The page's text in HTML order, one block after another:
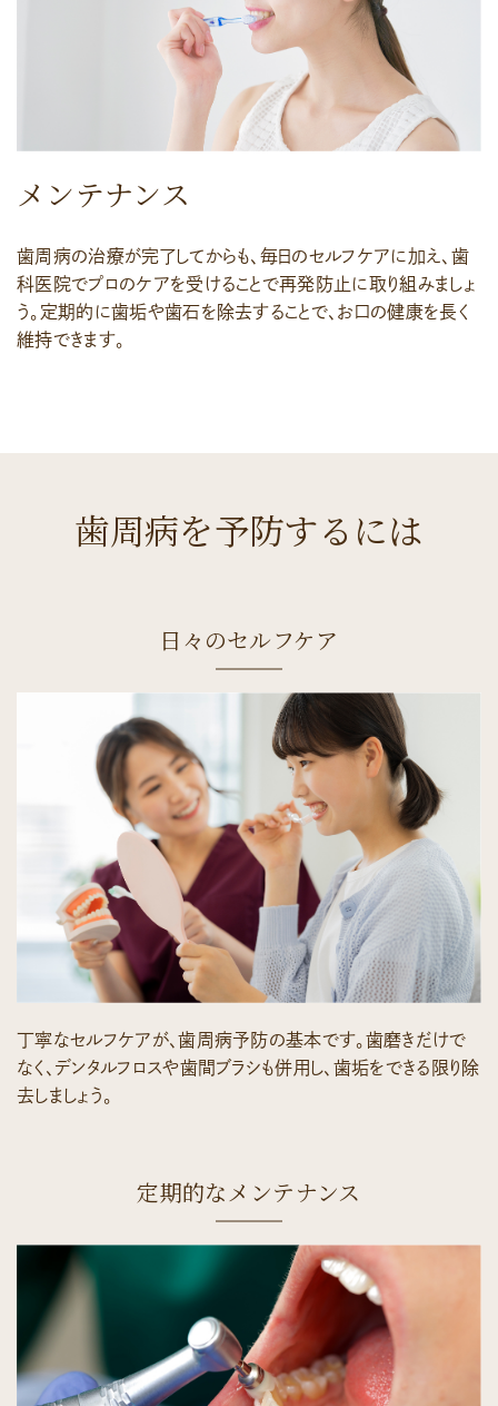
メンテナンス
歯周病の治療が完了してからも、毎日のセルフケアに加え、歯
科医院でプロのケアを受けることで再発防止に取り組みましょ
う。定期的に歯垢や歯石を除去することで、お口の健康を長く
維持できます。
歯周病を予防するには
日々のセルフケア
丁寧なセルフケアが、歯周病予防の基本です。歯磨きだけで
なく、デンタルフロスや歯間ブラシも併用し、歯垢をできる限り除
去しましょう。
定期的なメンテナンス